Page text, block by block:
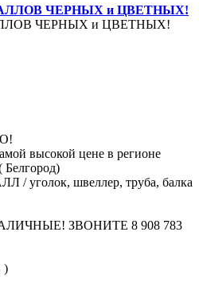
ЧЕРНЫХ и ЦВЕТНЫХ!
ЧЕРНЫХ и ЦВЕТНЫХ!
высокой цене в регионе
швеллер, труба, балка
ЗВОНИТЕ 8 908 783
)